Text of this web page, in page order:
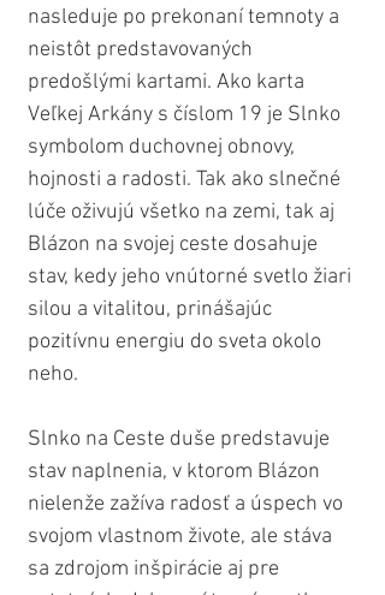
nasleduje po prekonaní temnoty a
neistôt predstavovaných
predošlými kartami. Ako karta
Veľkej Arkány s číslom 19 je Slnko
symbolom duchovnej obnovy,
hojnosti a radosti. Tak ako slnečné
lúče oživujú všetko na zemi, tak aj
Blázon na svojej ceste dosahuje
stav, kedy jeho vnútorné svetlo žiari
silou a vitalitou, prinášajúc
pozitívnu energiu do sveta okolo
neho.
Slnko na Ceste duše predstavuje
stav naplnenia, v ktorom Blázon
nielenže zažíva radosť a úspech vo
svojom vlastnom živote, ale stáva
sa zdrojom inšpirácie aj pre